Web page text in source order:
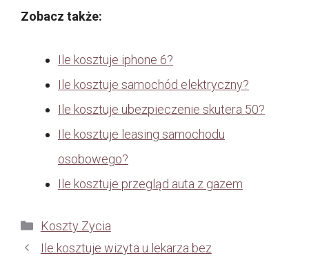
Zobacz także:
Ile kosztuje iphone 6?
Ile kosztuje samochód elektryczny?
Ile kosztuje ubezpieczenie skutera 50?
Ile kosztuje leasing samochodu
osobowego?
Ile kosztuje przegląd auta z gazem
Kategorie
Koszty Zycia
Ile kosztuje wizyta u lekarza bez